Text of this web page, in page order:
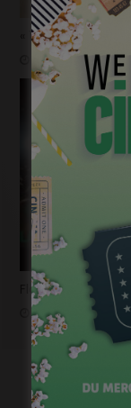
« 1985 »: 5mn
janvier 19, 2023
Flashback
janvier 6, 2023